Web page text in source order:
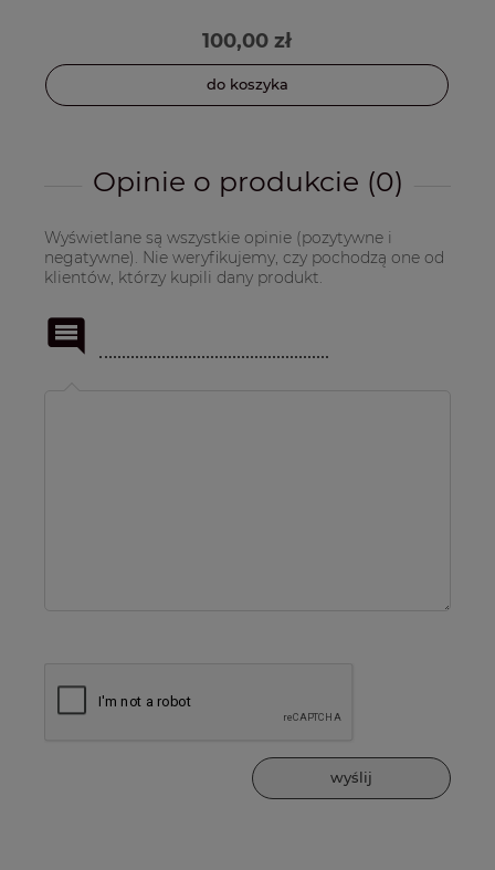
100,00 zł
do koszyka
Opinie o produkcie (0)
Wyświetlane są wszystkie opinie (pozytywne i
negatywne). Nie weryfikujemy, czy pochodzą one od
klientów, którzy kupili dany produkt.
wyślij